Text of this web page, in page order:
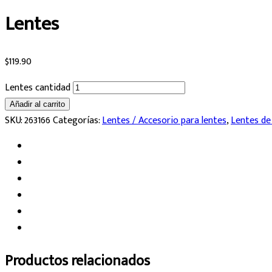
Lentes
$119.90
Lentes cantidad
Añadir al carrito
SKU:263166Categorías:Lentes / Accesorio para lentes,Lentes
Productos relacionados